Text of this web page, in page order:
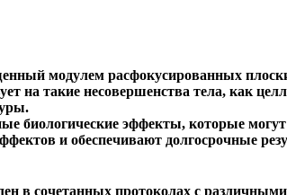
модулем расфокусированных
на такие несовершенства тела, как
биологические эффекты, которые
и обеспечивают долгосрочные
сочетанных протоколах с